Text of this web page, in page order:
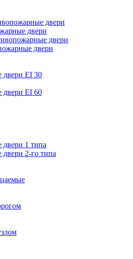
двери
двери
двери
двери
EI 30
EI 60
1 типа
2-го типа